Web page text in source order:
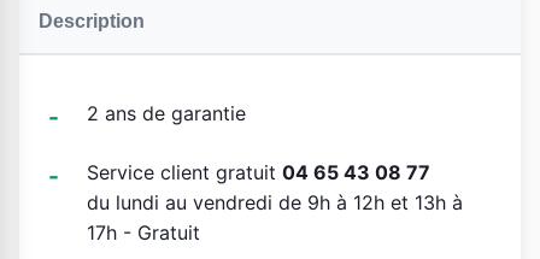
Description
2 ans de garantie
Service client gratuit 04 65 43 08 77
du lundi au vendredi de 9h à 12h et 13h à
17h - Gratuit